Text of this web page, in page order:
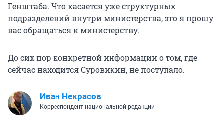
Генштаба. Что касается уже структурных
подразделений внутри министерства, это я прошу
вас обращаться к министерству.
До сих пор конкретной информации о том, где
сейчас находится Суровикин, не поступало.
Иван Некрасов
Корреспондент национальной редакции